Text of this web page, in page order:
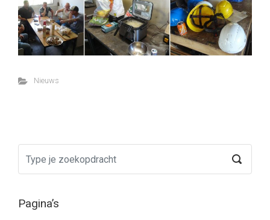
Nieuws
Pagina’s